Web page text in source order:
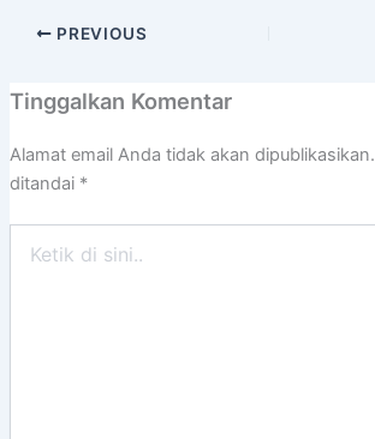
PREVIOUS
Tinggalkan Komentar
Alamat email Anda tidak akan dipublikasikan.
ditandai *